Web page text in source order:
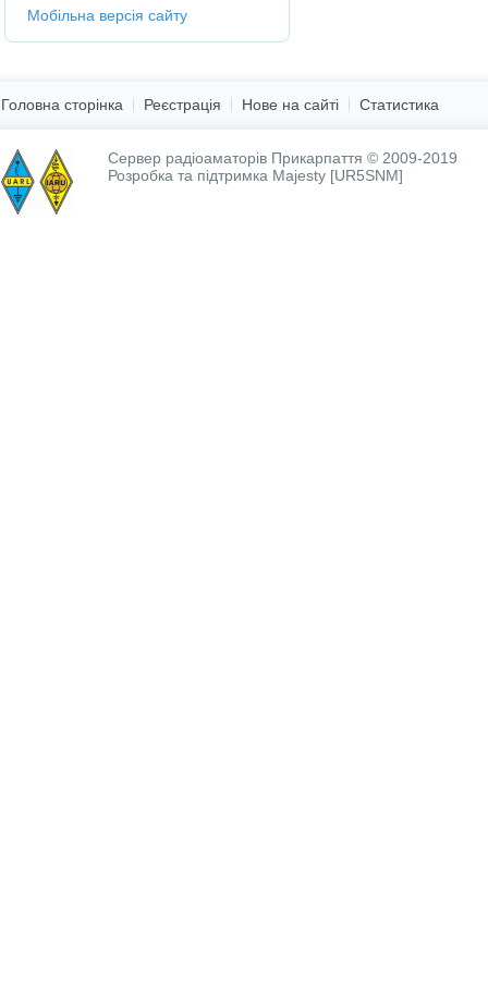
Мобільна версія сайту
Головна сторінка Реєстрація Нове на сайті Статистика
Сервер радіоаматорів Прикарпаття © 2009-2019
Розробка та підтримка Majesty [UR5SNM]